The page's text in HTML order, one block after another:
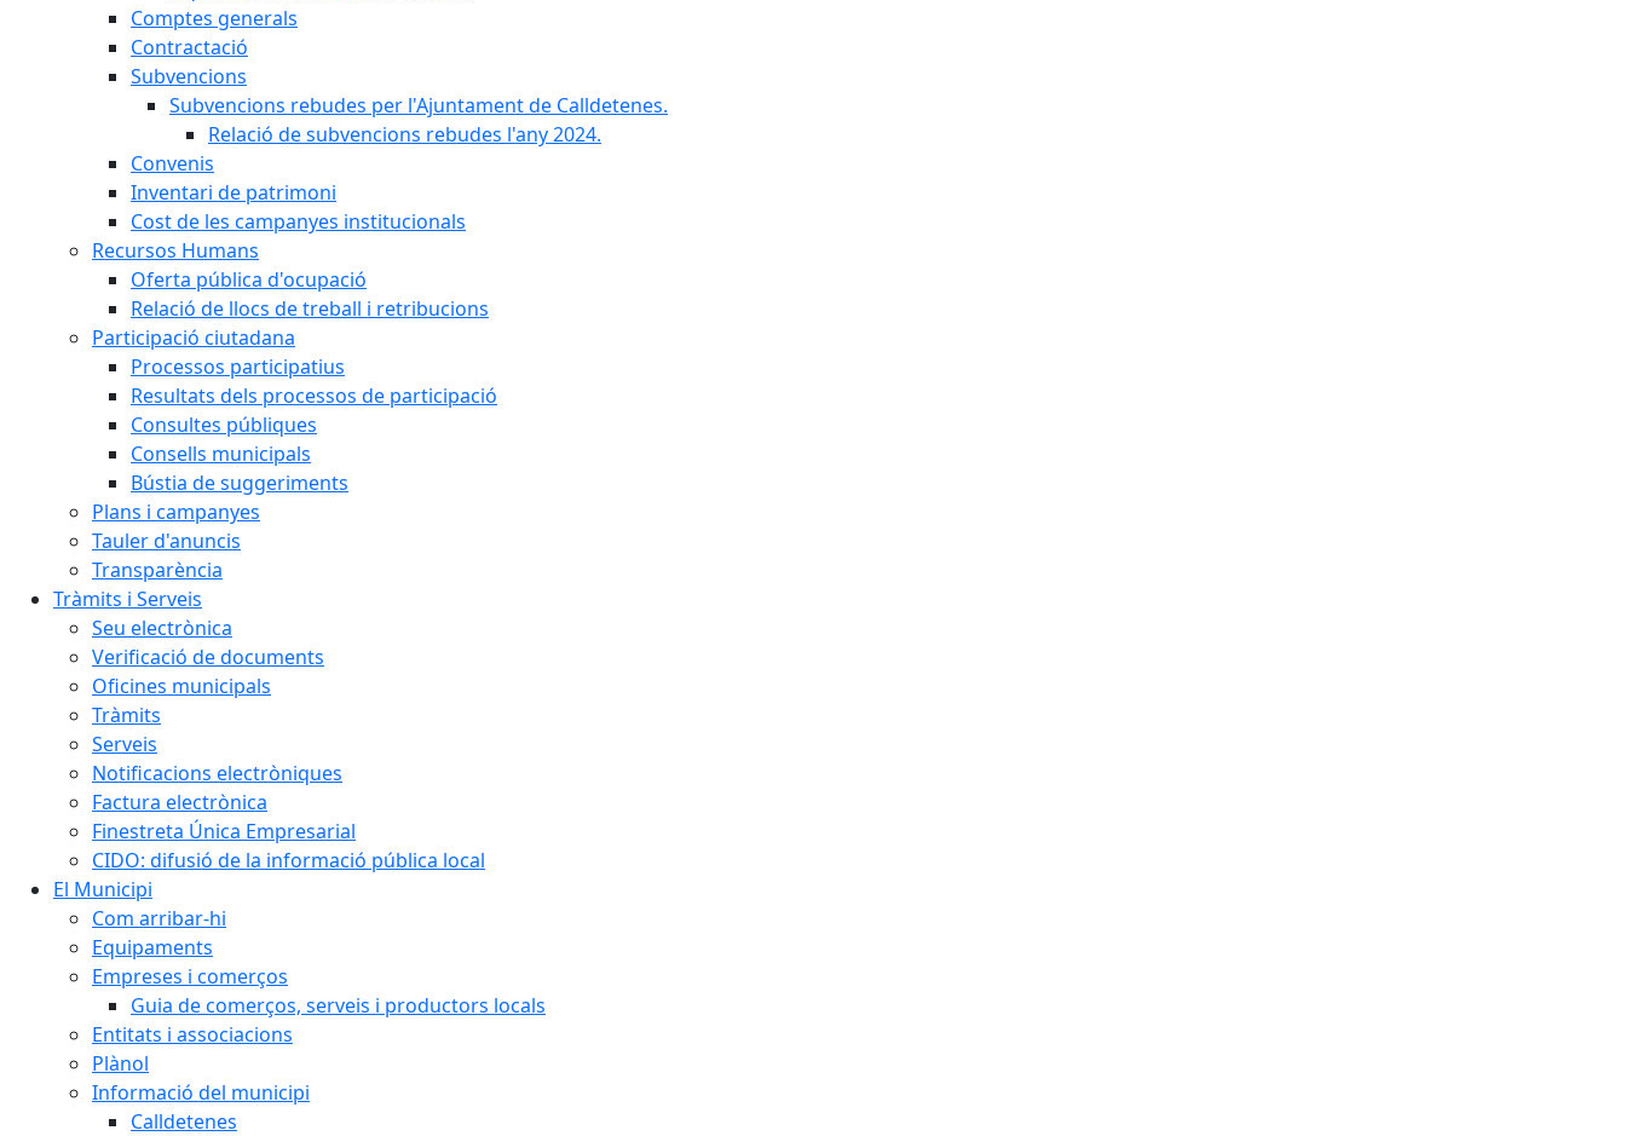
Comptes generals
Contractació
Subvencions
Subvencions rebudes per l'Ajuntament de Calldetenes.
Relació de subvencions rebudes l'any 2024.
Convenis
Inventari de patrimoni
Cost de les campanyes institucionals
Recursos Humans
Oferta pública d'ocupació
Relació de llocs de treball i retribucions
Participació ciutadana
Processos participatius
Resultats dels processos de participació
Consultes públiques
Consells municipals
Bústia de suggeriments
Plans i campanyes
Tauler d'anuncis
Transparència
Tràmits i Serveis
Seu electrònica
Verificació de documents
Oficines municipals
Tràmits
Serveis
Notificacions electròniques
Factura electrònica
Finestreta Única Empresarial
CIDO: difusió de la informació pública local
El Municipi
Com arribar-hi
Equipaments
Empreses i comerços
Guia de comerços, serveis i productors locals
Entitats i associacions
Plànol
Informació del municipi
Calldetenes